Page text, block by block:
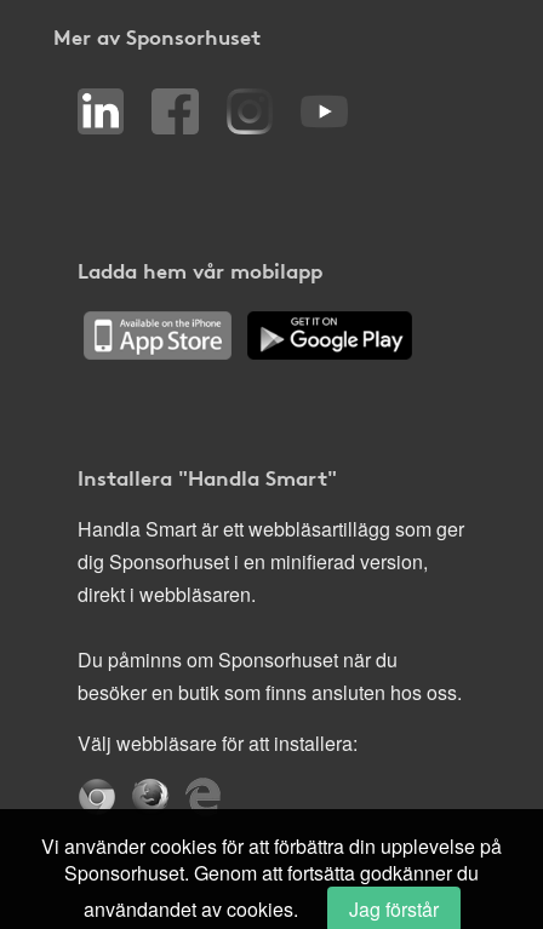
Mer av Sponsorhuset
Ladda hem vår mobilapp
Installera "Handla Smart"
Handla Smart är ett webbläsartillägg som ger
dig Sponsorhuset i en minifierad version,
direkt i webbläsaren.
Du påminns om Sponsorhuset när du
besöker en butik som finns ansluten hos oss.
Välj webbläsare för att installera:
Vi använder cookies för att förbättra din upplevelse på
Sponsorhuset. Genom att fortsätta godkänner du
användandet av cookies.
Jag förstår